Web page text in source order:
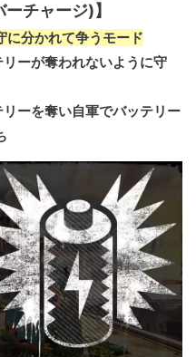
チャージ)】
に分かれて争うモード
ーが奪われないように守
ーを奪い自軍でバッテリー